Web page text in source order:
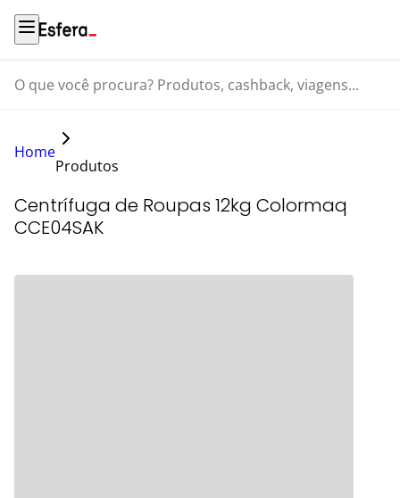
O que você procura? Produtos, cashback, viagens...
Home
Produtos
Centrífuga de Roupas 12kg Colormaq
CCE04SAK